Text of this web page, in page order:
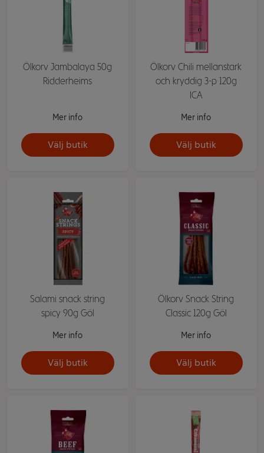
Ölkorv Jambalaya 50g
Ridderheims
Mer info
Välj butik
Ölkorv Chili mellanstark
och kryddig 3-p 120g
ICA
Mer info
Välj butik
Salami snack string
spicy 90g Göl
Mer info
Välj butik
Ölkorv Snack String
Classic 120g Göl
Mer info
Välj butik